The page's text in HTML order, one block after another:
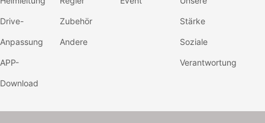
Drive-
Anpassung
APP-
Download
Zubehör
Andere
Stärke
Soziale
Verantwortung